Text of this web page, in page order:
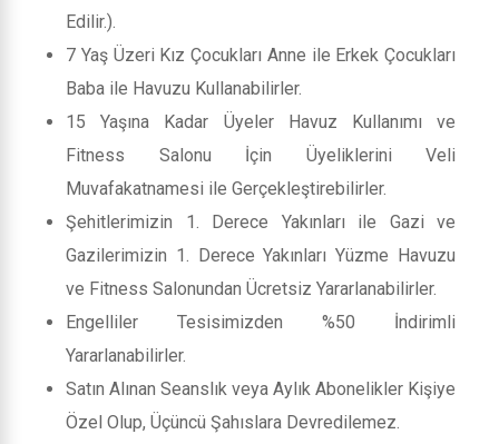
Edilir.).
7 Yaş Üzeri Kız Çocukları Anne ile Erkek Çocukları
Baba ile Havuzu Kullanabilirler.
15 Yaşına Kadar Üyeler Havuz Kullanımı ve
Fitness Salonu İçin Üyeliklerini Veli
Muvafakatnamesi ile Gerçekleştirebilirler.
Şehitlerimizin 1. Derece Yakınları ile Gazi ve
Gazilerimizin 1. Derece Yakınları Yüzme Havuzu
ve Fitness Salonundan Ücretsiz Yararlanabilirler.
Engelliler Tesisimizden %50 İndirimli
Yararlanabilirler.
Satın Alınan Seanslık veya Aylık Abonelikler Kişiye
Özel Olup, Üçüncü Şahıslara Devredilemez.